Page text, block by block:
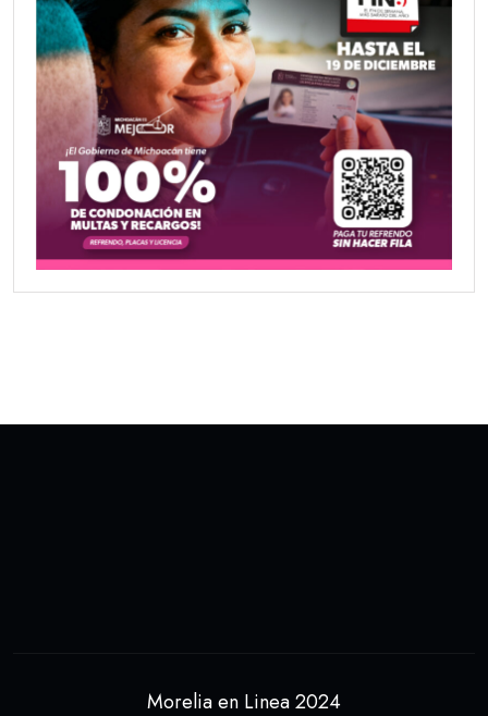
Morelia en Linea 2024